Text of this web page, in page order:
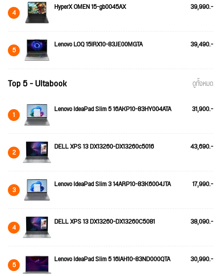
4 HyperX OMEN 15-gb0045AX 39,990.-
5 Lenovo LOQ 15IRX10-83JE00MGTA 39,490.-
Top 5 - Ultabook ดูทั้งหมด
1 Lenovo IdeaPad Slim 5 16AKP10-83HY004ATA 31,900.-
2 DELL XPS 13 DX13260-DX13260c5016 43,690.-
3 Lenovo IdeaPad Slim 3 14ARP10-83K6004JTA 17,990.-
4 DELL XPS 13 DX13260-DX13260C5081 38,090.-
5 Lenovo IdeaPad Slim 5 16IAH10-83ND000QTA 30,990.-